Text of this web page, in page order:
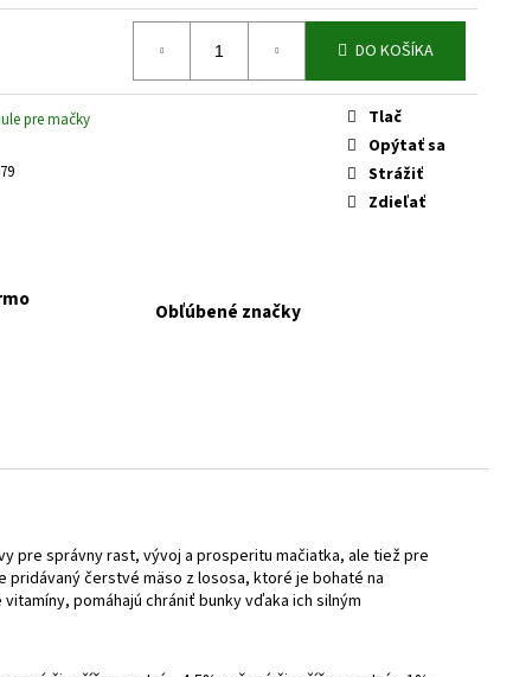
DO KOŠÍKA
pre mačky
Tlač
Opýtať sa
Strážiť
Zdieľať
Obľúbené značky
pre správny rast, vývoj a prosperitu mačiatka, ale tiež pre
čerstvé mäso z lososa, ktoré je bohaté na
pomáhajú chrániť bunky vďaka ich silným